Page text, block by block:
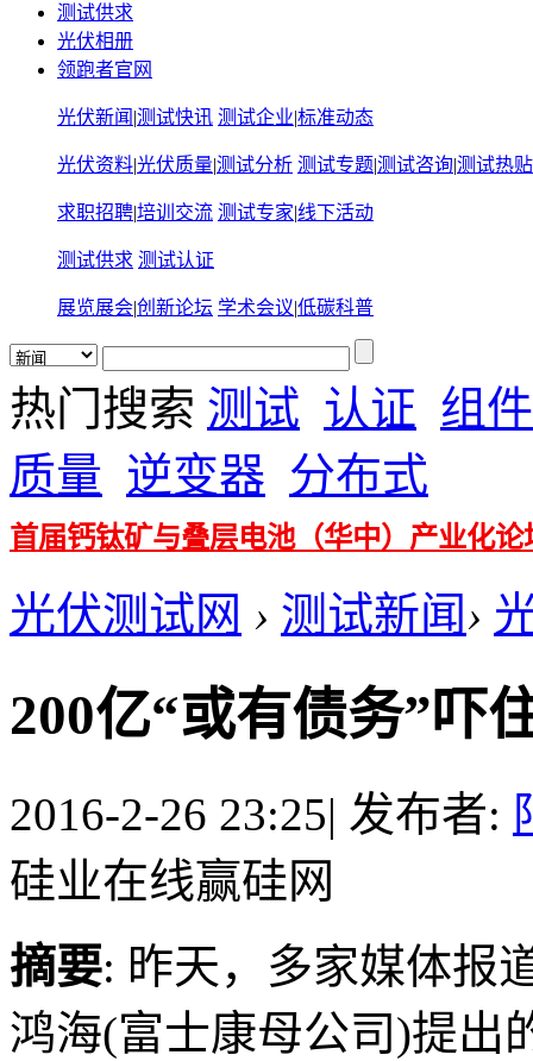
测试供求
光伏相册
领跑者官网
光伏新闻 |测试快讯 测试企业|标准动态
光伏资料|光伏质量|测试分析 测试专题|测试咨询|测试热贴
求职招聘|培训交流 测试专家|线下活动
测试供求 测试认证
展览展会|创新论坛 学术会议|低碳科普
热门搜索 测试 认证 组件
质量 逆变器 分布式
首届钙钛矿与叠层电池（华中）产业化论
光伏测试网 › 测试新闻›
200亿“或有债务”吓
2016-2-26 23:25| 发布者:
硅业在线赢硅网
摘要: 昨天，多家媒体报
鸿海(富士康母公司)提出